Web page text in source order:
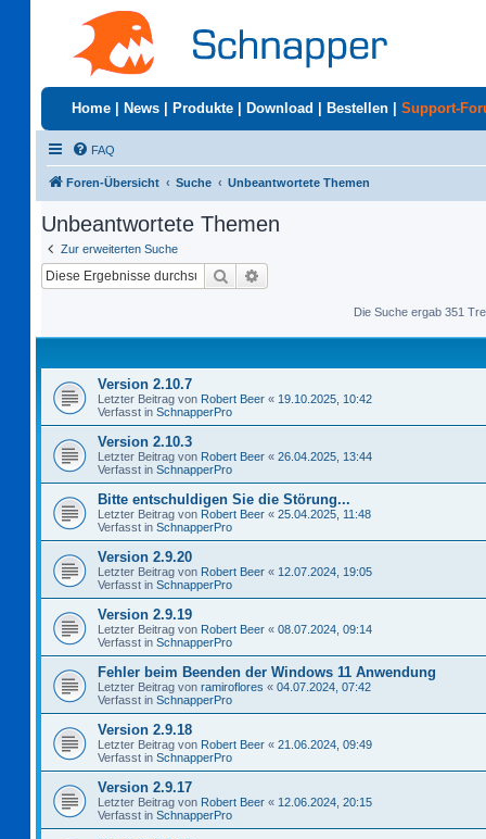
Home News Produkte Download Bestellen Support-
FAQ
Foren-Übersicht Suche Unbeantwortete Themen
Unbeantwortete Themen
Zur erweiterten Suche
Suche
Die Suche ergab 351
Version 2.10.7
Letzter Beitrag von Robert Beer « 19.10.2025, 10:42
Verfasst in SchnapperPro
Version 2.10.3
Letzter Beitrag von Robert Beer « 26.04.2025, 13:44
Verfasst in SchnapperPro
Bitte entschuldigen Sie die Störung...
Letzter Beitrag von Robert Beer « 25.04.2025, 11:48
Verfasst in SchnapperPro
Version 2.9.20
Letzter Beitrag von Robert Beer « 12.07.2024, 19:05
Verfasst in SchnapperPro
Version 2.9.19
Letzter Beitrag von Robert Beer « 08.07.2024, 09:14
Verfasst in SchnapperPro
Fehler beim Beenden der Windows 11 Anwendung
Letzter Beitrag von ramiroflores « 04.07.2024, 07:42
Verfasst in SchnapperPro
Version 2.9.18
Letzter Beitrag von Robert Beer « 21.06.2024, 09:49
Verfasst in SchnapperPro
Version 2.9.17
Letzter Beitrag von Robert Beer « 12.06.2024, 20:15
Verfasst in SchnapperPro